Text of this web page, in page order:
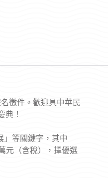
徵件。歡迎具中華民
典！
」等關鍵字，其中
元（含稅），擇優選